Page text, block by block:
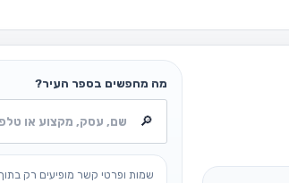
מה מחפשים בספר העיר?
שמות ופרטי קשר מופיעים רק